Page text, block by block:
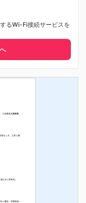
るWi-Fi接続サービスを